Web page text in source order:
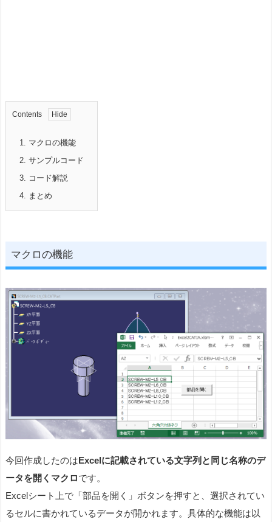
Contents
1.
マクロの機能
2. サンプルコード
3.
コード解説
4.
まとめ
マクロの機能
今回作成したのはExcelに記載されている文字列と同じ名称のデ
ータを開くマクロです。
Excelシート上で「部品を開く」ボタンを押すと、選択されてい
るセルに書かれているデータが開かれます。具体的な機能は以